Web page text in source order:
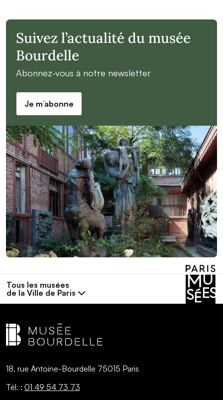
Suivez l’actualité du musée
Bourdelle
Abonnez-vous à notre newsletter
Je m’abonne
Tous les musées
de la Ville de Paris
18, rue Antoine-Bourdelle 75015 Paris
Tél. : 01 49 54 73 73